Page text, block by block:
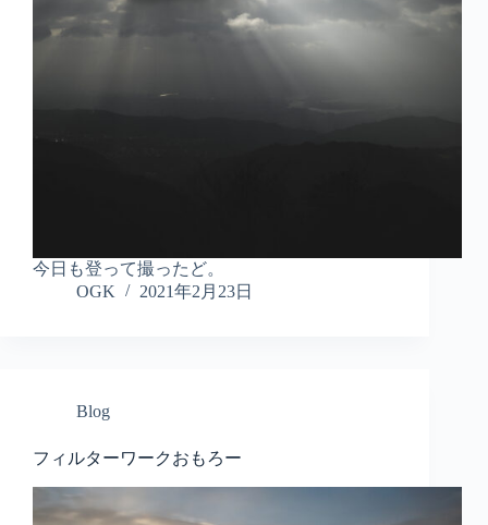
今日も登って撮ったど。
OGK
2021年2月23日
Blog
フィルターワークおもろー